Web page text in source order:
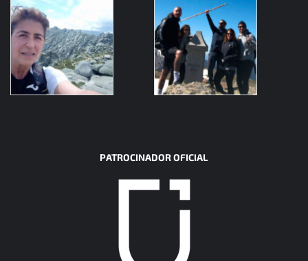
PATROCINADOR OFICIAL